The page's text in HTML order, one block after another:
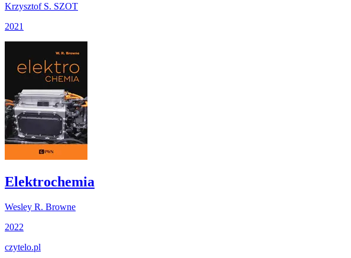
Krzysztof S. SZOT
2021
Elektrochemia
Wesley R. Browne
2022
czytelo.pl